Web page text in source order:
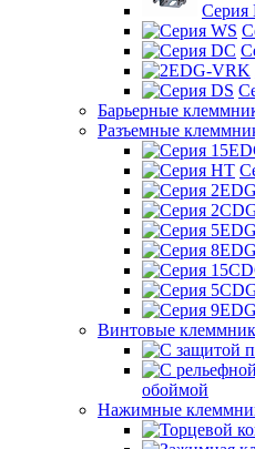
Серия
Барьерные
Разъемные
Винтовые
обоймой
Нажимные